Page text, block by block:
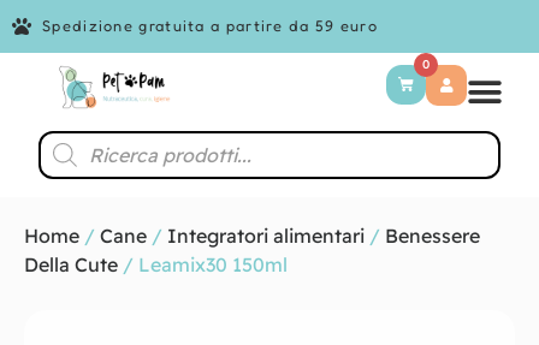
Spedizione gratuita a partire da 59 euro
0
Home / Cane / Integratori alimentari / Benessere
Della Cute / Leamix30 150ml